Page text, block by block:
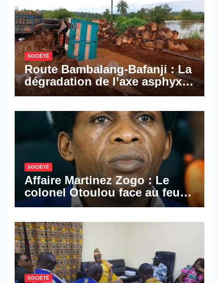
numériques made in
Cameroon
SOCIÉTÉ
Route Bambalang-Bafanji : La
dégradation de l’axe asphyxie
les activités économiques
SOCIÉTÉ
Affaire Martinez Zogo : Le
colonel Otoulou face au feu
croisé des avocats de la
SOCIÉTÉ